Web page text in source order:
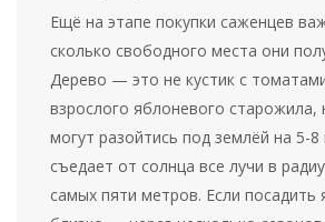
Ещё на этапе покупки саженцев
сколько свободного места они
Дерево — это не кустик с
взрослого яблоневого старожила,
могут разойтись под землёй на 5-
съедает от солнца все лучи в
самых пяти метров. Если